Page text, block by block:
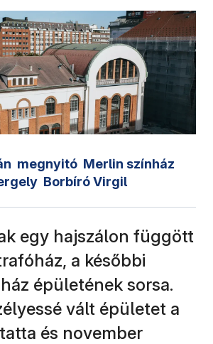
megnyitó Merlin színház
Borbíró Virgil
egy hajszálon függött
a későbbi
épületének sorsa.
vált épületet a
és november